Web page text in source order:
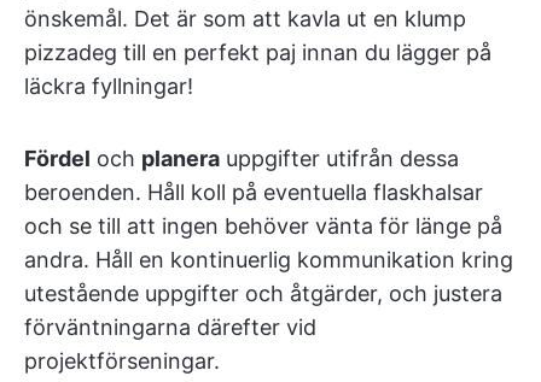
önskemål. Det är som att kavla ut en klump
pizzadeg till en perfekt paj innan du lägger på
läckra fyllningar!
Fördel och planera uppgifter utifrån dessa
beroenden. Håll koll på eventuella flaskhalsar
och se till att ingen behöver vänta för länge på
andra. Håll en kontinuerlig kommunikation kring
utestående uppgifter och åtgärder, och justera
förväntningarna därefter vid
projektförseningar.